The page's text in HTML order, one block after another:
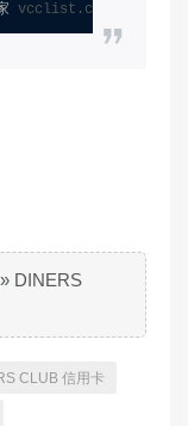
vcclist.com
» DINERS
CLUB 信用卡